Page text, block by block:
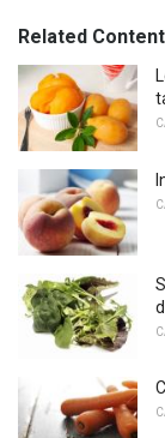
Related Content